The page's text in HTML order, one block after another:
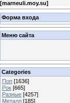
[marneuli.moy.su]
Форма входа
Меню сайта
Categories
Поп [1636]
Рок [665]
Разные [4257]
Металл [185]